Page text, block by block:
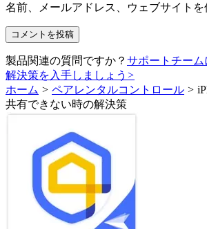
名前、メールアドレス、ウェブサイトを
製品関連の質問ですか？ サポートチー
解決策を入手しましょう >
ホーム > ペアレンタルコントロール >
共有できない時の解決策